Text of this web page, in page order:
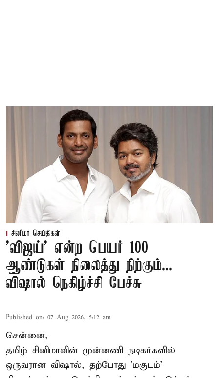
சினிமா செய்திகள்
'விஜய்' என்ற பெயர் 100
ஆண்டுகள் நிலைத்து நிற்கும்...
விஷால் நெகிழ்ச்சி பேச்சு
Published on: 07 Aug 2026, 5:12 am
சென்னை,
தமிழ் சினிமாவின் முன்னணி நடிகர்களில்
ஒருவரான விஷால், தற்போது 'மகுடம்'